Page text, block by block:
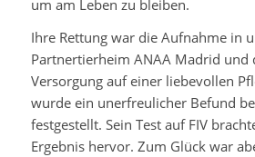
um am Leben zu bleiben.
Ihre Rettung war die Aufnahme in
Partnertierheim ANAA Madrid und
Versorgung auf einer liebevollen
wurde ein unerfreulicher Befund
festgestellt. Sein Test auf FIV
Ergebnis hervor. Zum Glück war